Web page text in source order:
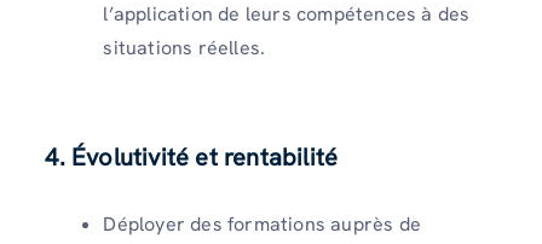
l’application de leurs compétences à des
situations réelles.
4. Évolutivité et rentabilité
Déployer des formations auprès de